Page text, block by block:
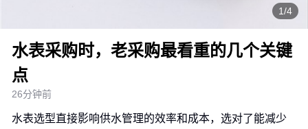
1/4
水表采购时，老采购最看重的几个关键
点
26分钟前
水表选型直接影响供水管理的效率和成本，选对了能减少